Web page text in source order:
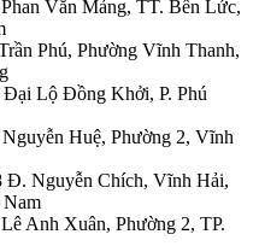
Văn Mảng, TT. Bến Lức,
Phú, Phường Vĩnh Thanh,
Lộ Đồng Khởi, P. Phú
Huệ, Phường 2, Vĩnh
Đ. Nguyễn Chích, Vĩnh Hải,
Anh Xuân, Phường 2, TP.